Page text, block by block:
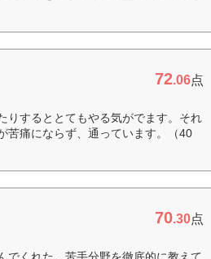
72.06点
りするととてもやる気がでます。それ
苦痛にならず、通っています。（40
70.30点